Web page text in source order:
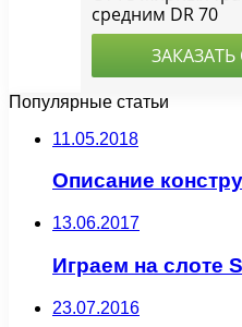
Популярные статьи
11.05.2018
Описание
13.06.2017
Играем на слоте
23.07.2016